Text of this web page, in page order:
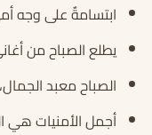
ابتسامةٌ على وجه
يطلع الصباح من
الصباح معبد
أجمل الأمنيات هي